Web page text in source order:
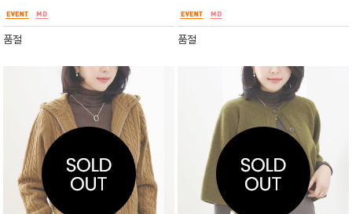
등과 레이어드하여 감각적인 겨울 룩을 완성해
보세요.넉넉한 루즈핏으로 제작되어 편안
품절
하며, 촘촘한 짜임으로 보온성좋고 도회적이고 깔
끔한 무드로 차분한 컬러 바탕에 깔끔한 화이트
스트라이프 패턴이 더해져 세련되고 정제
품절